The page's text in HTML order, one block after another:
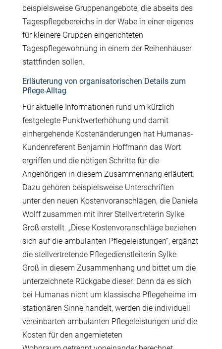
beispielsweise Gruppenangebote, die abseits des
Tagespflegebereichs in der Wabe in einer eigenes
für kleinere Gruppen eingerichteten
Tagespflegewohnung in einem der Reihenhäuser
stattfinden sollen.
Erläuterung von organisatorischen Details zum
Pflege-Alltag
Für aktuelle Informationen rund um kürzlich
festgelegte Punktwerterhöhung und damit
einhergehende Kostenänderungen hat Humanas-
Kundenreferent Benjamin Hoffmann das Wort
ergriffen und die nötigen Schritte für die
Angehörigen in diesem Zusammenhang erläutert.
Dazu gehören beispielsweise Unterschriften
unter den neuen Kostenvoranschlägen, die Daniela
Wolff zusammen mit ihrer Stellvertreterin Sylke
Großerstellt. „Diese Kostenvoranschläge beziehen
sich auf die ambulanten Pflegeleistungen“, ergänzt
die stellvertretende Pflegedienstleiterin Sylke
Großin diesem Zusammenhang und bittet um die
unterzeichnete Rückgabe dieser. Denn da es sich
bei Humanas nicht um klassische Pflegeheime im
stationären Sinne handelt, werden die individuell
vereinbarten ambulanten Pflegeleistungen und die
Kosten für den angemieteten